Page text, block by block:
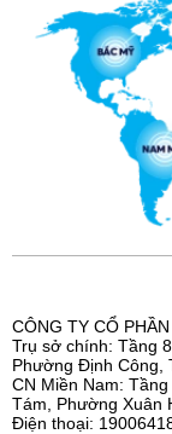
CÔNG TY CỔ
Trụ sở chính: Tầng
Phường Định Công,
CN Miền Nam:
Tám, Phường Xuân
Điện thoại: